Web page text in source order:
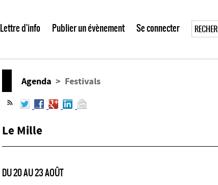
Lettre d'info Publier un évènement Se connecter
Agenda > Festivals
Le Mille
DU 20 AU 23 AOÛT